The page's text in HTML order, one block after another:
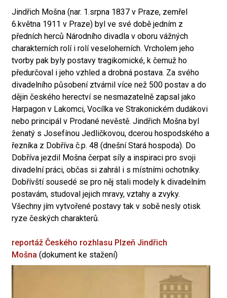
Jindřich Mošna (nar. 1.srpna 1837 v Praze, zemřel
6.května 1911 v Praze) byl ve své době jedním z
předních herců Národního divadla v oboru vážných
charakterních rolí i rolí veseloherních. Vrcholem jeho
tvorby pak byly postavy tragikomické, k čemuž ho
předurčoval i jeho vzhled a drobná postava. Za svého
divadelního působení ztvárnil více než 500 postav a do
dějin českého herectví se nesmazatelně zapsal jako
Harpagon v Lakomci, Vocílka ve Strakonickém dudákovi
nebo principál v Prodané nevěstě. Jindřich Mošna byl
ženatý s Josefínou Jedličkovou, dcerou hospodského a
řezníka z Dobříva č.p. 48 (dnešní Stará hospoda). Do
Dobříva jezdil Mošna čerpat síly a inspiraci pro svoji
divadelní práci, občas si zahrál i s místními ochotníky.
Dobřívští sousedé se pro něj stali modely k divadelním
postavám, studoval jejich mravy, vztahy a zvyky.
Všechny jím vytvořené postavy tak v sobě nesly otisk
ryze českých charakterů.
reportáž Českého rozhlasu Plzeň Jindřich
Mošna (dokument ke stažení)